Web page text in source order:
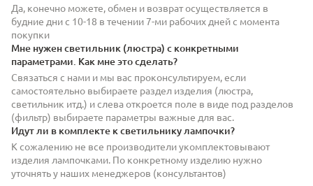
Да, конечно можете, обмен и возврат осуществляется в
будние дни с 10-18 в течении 7-ми рабочих дней с момента
покупки
Мне нужен светильник (люстра) с конкретными
параметрами. Как мне это сделать?
Связаться с нами и мы вас проконсультируем, если
самостоятельно выбираете раздел изделия (люстра,
светильник итд.) и слева откроется поле в виде под разделов
(фильтр) выбираете параметры важные для вас.
Идут ли в комплекте к светильнику лампочки?
К сожалению не все производители укомплектовывают
изделия лампочками. По конкретному изделию нужно
уточнять у наших менеджеров (консультантов)